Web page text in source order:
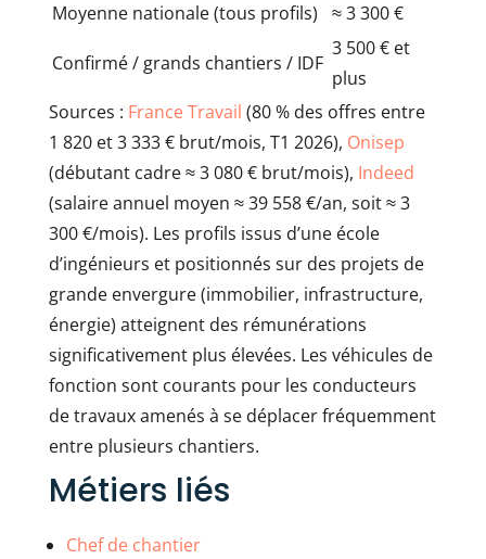
Moyenne nationale (tous profils) ≈ 3 300 €
Confirmé / grands chantiers / IDF
3 500 € et
plus
Sources : France Travail (80 % des offres entre
1 820 et 3 333 € brut/mois, T1 2026), Onisep
(débutant cadre ≈ 3 080 € brut/mois), Indeed
(salaire annuel moyen ≈ 39 558 €/an, soit ≈ 3
300 €/mois). Les profils issus d’une école
d’ingénieurs et positionnés sur des projets de
grande envergure (immobilier, infrastructure,
énergie) atteignent des rémunérations
significativement plus élevées. Les véhicules de
fonction sont courants pour les conducteurs
de travaux amenés à se déplacer fréquemment
entre plusieurs chantiers.
Métiers liés
Chef de chantier